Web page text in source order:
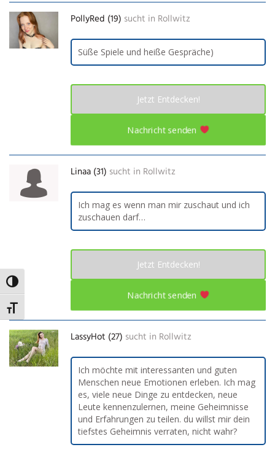
Umschalten auf hohe Kontraste
Schrift vergrößern
PollyRed (19) sucht in Rollwitz
Süße Spiele und heiße Gespräche)
Jetzt Entdecken!
Nachricht senden
Linaa (31) sucht in Rollwitz
Ich mag es wenn man mir zuschaut und ich
zuschauen darf…
Jetzt Entdecken!
Nachricht senden
LassyHot (27) sucht in Rollwitz
Ich möchte mit interessanten und guten
Menschen neue Emotionen erleben. Ich mag
es, viele neue Dinge zu entdecken, neue
Leute kennenzulernen, meine Geheimnisse
und Erfahrungen zu teilen. du willst mir dein
tiefstes Geheimnis verraten, nicht wahr?